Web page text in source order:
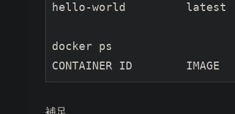
hello-world         latest
docker ps